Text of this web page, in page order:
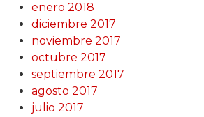
enero 2018
diciembre 2017
noviembre 2017
octubre 2017
septiembre 2017
agosto 2017
julio 2017